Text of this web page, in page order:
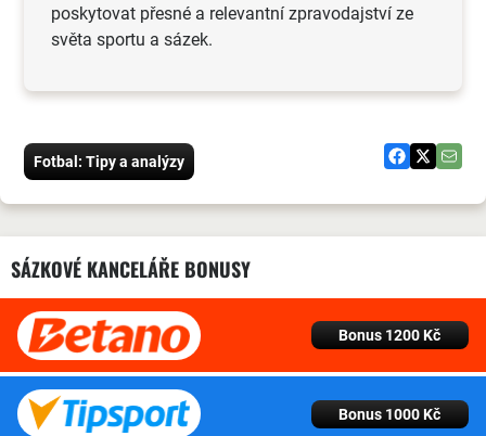
poskytovat přesné a relevantní zpravodajství ze
světa sportu a sázek.
Fotbal: Tipy a analýzy
SÁZKOVÉ KANCELÁŘE BONUSY
Bonus 1200 Kč
Bonus 1000 Kč